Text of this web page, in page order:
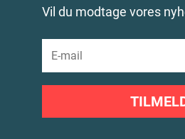
Vil du modtage vores